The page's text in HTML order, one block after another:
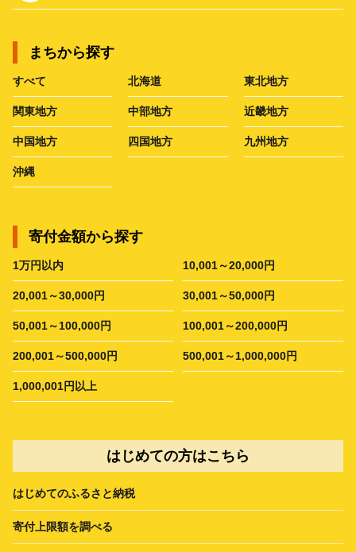
まちから探す
すべて 北海道 東北地方
関東地方 中部地方 近畿地方
中国地方 四国地方 九州地方
沖縄
寄付金額から探す
1万円以内 10,001～20,000円
20,001～30,000円 30,001～50,000円
50,001～100,000円 100,001～200,000円
200,001～500,000円 500,001～1,000,000円
1,000,001円以上
はじめての方はこちら
はじめてのふるさと納税
寄付上限額を調べる